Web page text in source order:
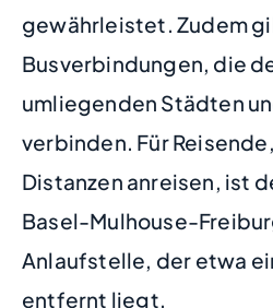
gewährleistet. Zudem
Busverbindungen, die
umliegenden Städten
verbinden. Für
Distanzen anreisen, ist
Basel-Mulhouse-
Anlaufstelle, der etwa
entfernt liegt.